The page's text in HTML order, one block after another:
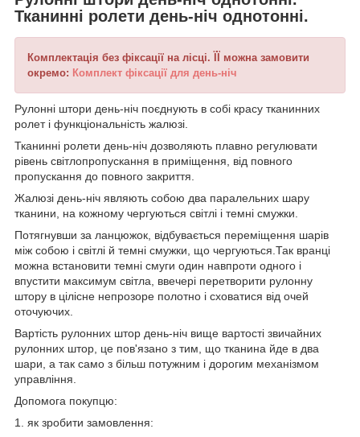
Тканинні ролети день-ніч однотонні.
Комплектація без фіксації на лісці. ЇЇ можна замовити
окремо: Комплект фіксації для день-ніч
Рулонні штори день-ніч поєднують в собі красу тканинних
ролет і функціональність жалюзі.
Тканинні ролети день-ніч дозволяють плавно регулювати
рівень світлопропускання в приміщення, від повного
пропускання до повного закриття.
Жалюзі день-ніч являють собою два паралельних шару
тканини, на кожному чергуються світлі і темні смужки.
Потягнувши за ланцюжок, відбувається переміщення шарів
між собою і світлі й темні смужки, що чергуються.Так вранці
можна встановити темні смуги один навпроти одного і
впустити максимум світла, ввечері перетворити рулонну
штору в цілісне непрозоре полотно і сховатися від очей
оточуючих.
Вартість рулонних штор день-ніч вище вартості звичайних
рулонних штор, це пов'язано з тим, що тканина йде в два
шари, а так само з більш потужним і дорогим механізмом
управління.
Допомога покупцю:
1. як зробити замовлення: